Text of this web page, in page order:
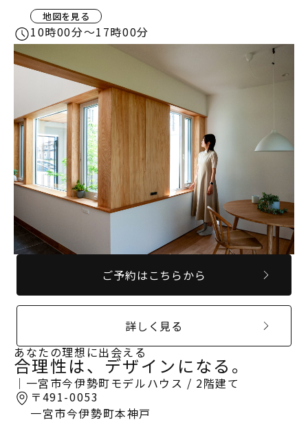
スタッフブログ
住まいづくりのコラム
お客様の声
よくあるご質問
会社案内
スタッフ紹介
OBのお客様へ
求人情報
プライバシーポリシー
MODEL HOUSE
モデルハウス一覧
本社モデルハウス
今伊勢町モデルハウス 2階建て
今伊勢町モデルハウス 平屋
地図を見る
10時00分〜17時00分
ご予約はこちらから
詳しく見る
あなたの理想に出会える
合理性は、デザインになる。
｜一宮市今伊勢町モデルハウス / 2階建て
〒491-0053
一宮市今伊勢町本神戸